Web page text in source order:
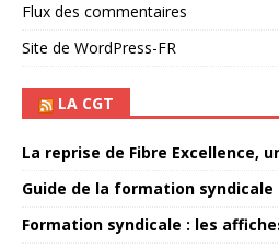
Flux des commentaires
Site de WordPress-FR
LA CGT
La reprise de Fibre Excellence,
Guide de la formation syndicale
Formation syndicale : les